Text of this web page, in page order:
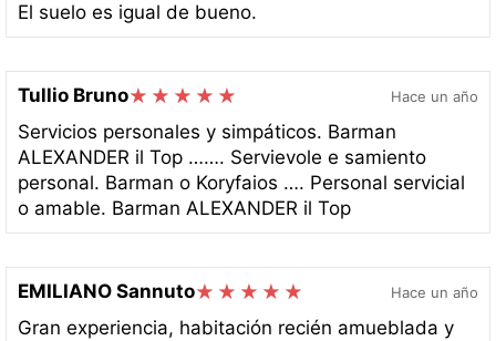
El suelo es igual de bueno.
Tullio Bruno Hace un año
Servicios personales y simpáticos. Barman
ALEXANDER il Top ……. Servievole e samiento
personal. Barman o Koryfaios …. Personal servicial
o amable. Barman ALEXANDER il Top
EMILIANO Sannuto Hace un año
Gran experiencia, habitación recién amueblada y